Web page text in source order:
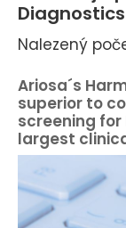
Diagnostics
Nalezený
Ariosa´s
superior to
screening for
largest